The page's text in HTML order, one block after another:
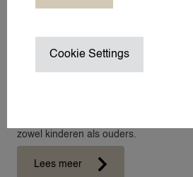
onze travel nannies
In dit artikel delen onze travel nannies
zowel kinderen als ouders.
Lees meer
Cookie Settings